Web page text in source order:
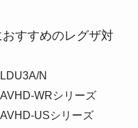
すすめのレグザ対
N
WRシリーズ
USシリーズ